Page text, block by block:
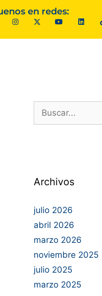
en redes:
Archivos
julio 2026
abril 2026
marzo 2026
noviembre 2025
julio 2025
marzo 2025